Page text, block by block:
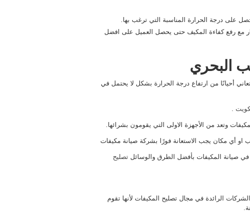
على درجة الحرارة المناسبة التي ترغب بها.
مع رفع كفاءة المكيف حتى يحصل العميل على افضل
البحري
أحيانًا من ارتفاع درجة الحرارة بشكل لا يحتمل في
وتعد من الأجهزة الاولى التي يقومون بشرائها.
او أي مكان يجب الاستعانة فورًا بشركة صيانة مكيفات
في صيانة المكيفات بأفضل الطرق والوسائل تصليح
الرائدة في مجال تصليح المكيفات لأنها تقوم